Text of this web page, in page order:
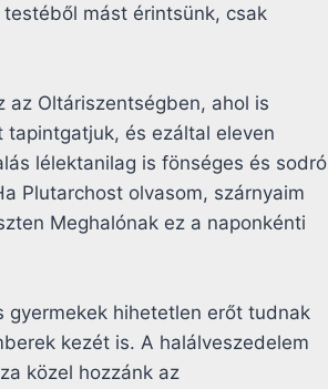
mást érintsünk, csak
az Oltáriszentségben, ahol is
és ezáltal eleven
lélektanilag is fönséges és sodró
Plutarchost olvasom, szárnyaim
Meghalónak ez a naponkénti
gyermekek hihetetlen erőt tudnak
kezét is. A halálveszedelem
közel hozzánk az